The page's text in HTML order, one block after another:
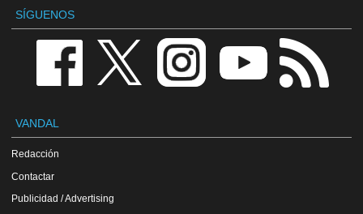
SÍGUENOS
VANDAL
Redacción
Contactar
Publicidad / Advertising